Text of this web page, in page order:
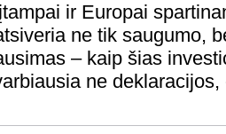
ir Europai
ne tik saugumo,
– kaip šias
ne